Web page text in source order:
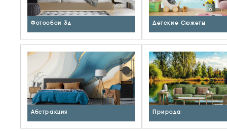
Фотообои 3д Детские Сюжеты
Абстракция Природа